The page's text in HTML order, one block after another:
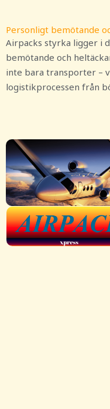
Personligt bemötande
Airpacks styrka ligger i
bemötande och
inte bara transporter –
logistikprocessen från